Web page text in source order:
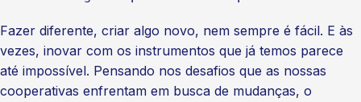
Fazer diferente, criar algo novo, nem sempre é fácil. E às
vezes, inovar com os instrumentos que já temos parece
até impossível. Pensando nos desafios que as nossas
cooperativas enfrentam em busca de mudanças, o